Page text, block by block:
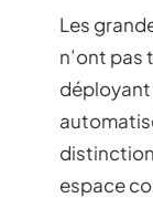
Les
n’ont pas
espace